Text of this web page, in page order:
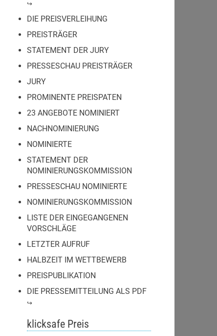
DIE PREISVERLEIHUNG
PREISTRÄGER
STATEMENT DER JURY
PRESSESCHAU PREISTRÄGER
JURY
PROMINENTE PREISPATEN
23 ANGEBOTE NOMINIERT
NACHNOMINIERUNG
NOMINIERTE
STATEMENT DER
NOMINIERUNGSKOMMISSION
PRESSESCHAU NOMINIERTE
NOMINIERUNGSKOMMISSION
LISTE DER EINGEGANGENEN
VORSCHLÄGE
LETZTER AUFRUF
HALBZEIT IM WETTBEWERB
PREISPUBLIKATION
DIE PRESSEMITTEILUNG ALS PDF
klicksafe Preis